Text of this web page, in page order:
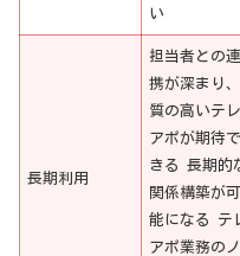
い
長期利用
担当者との連
携が深まり、
質の高いテレ
アポが期待で
きる 長期的
関係構築が可
能になる テ
アポ業務のノ